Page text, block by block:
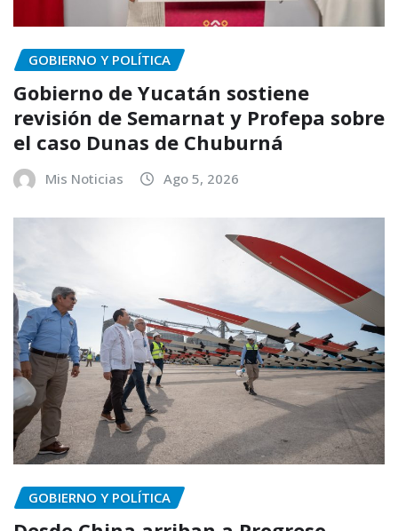
GOBIERNO Y POLÍTICA
Gobierno de Yucatán sostiene
revisión de Semarnat y Profepa sobre
el caso Dunas de Chuburná
Mis Noticias Ago 5, 2026
GOBIERNO Y POLÍTICA